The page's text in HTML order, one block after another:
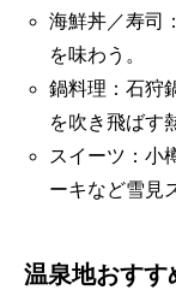
海鮮丼／寿司
を味わう。
鍋料理：石狩
を吹き飛ばす
スイーツ：小
ーキなど雪見
温泉地おすす